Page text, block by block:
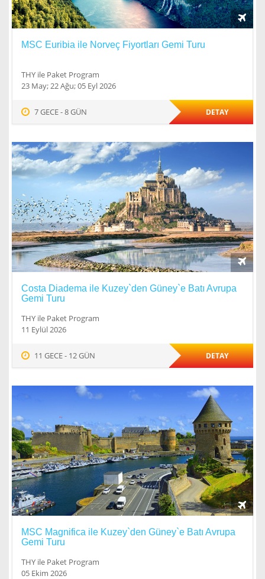
MSC Euribia ile Norveç Fiyortları Gemi Turu
THY ile Paket Program
23 May; 22 Ağu; 05 Eyl 2026
7 GECE - 8 GÜN DETAY
Costa Diadema ile Kuzey`den Güney`e Batı Avrupa
Gemi Turu
THY ile Paket Program
11 Eylül 2026
11 GECE - 12 GÜN DETAY
MSC Magnifica ile Kuzey`den Güney`e Batı Avrupa
Gemi Turu
THY ile Paket Program
05 Ekim 2026